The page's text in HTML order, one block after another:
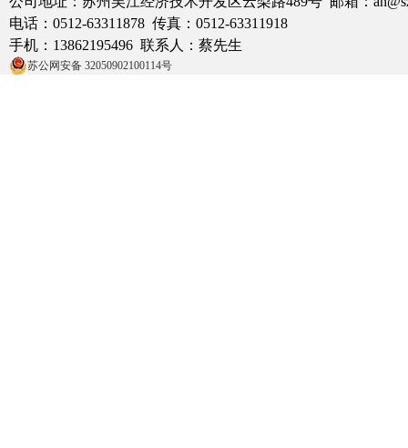
电话：0512-63311878 传真：0512-63311918
手机：13862195496 联系人：蔡先生
苏公网安备 32050902100114号